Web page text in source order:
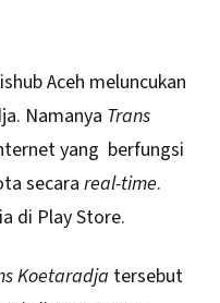
Aceh meluncukan
Namanya Trans
yang berfungsi
secarareal-time.
di Play Store.
Koetaradja tersebut